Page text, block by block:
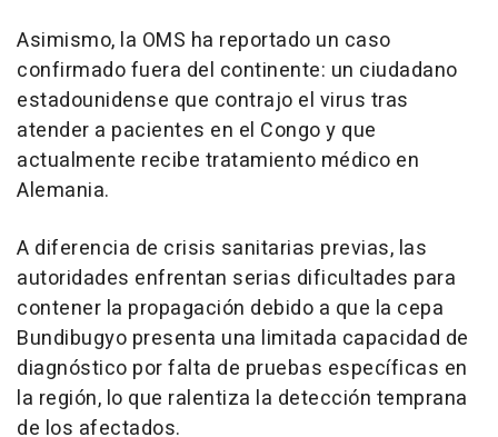
Asimismo, la OMS ha reportado un caso
confirmado fuera del continente: un ciudadano
estadounidense que contrajo el virus tras
atender a pacientes en el Congo y que
actualmente recibe tratamiento médico en
Alemania.
A diferencia de crisis sanitarias previas, las
autoridades enfrentan serias dificultades para
contener la propagación debido a que la cepa
Bundibugyo presenta una limitada capacidad de
diagnóstico por falta de pruebas específicas en
la región, lo que ralentiza la detección temprana
de los afectados.